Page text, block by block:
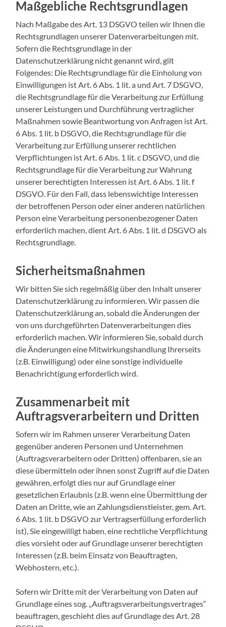
Maßgebliche Rechtsgrundlagen
Nach Maßgabe des Art. 13 DSGVO teilen wir Ihnen die
Rechtsgrundlagen unserer Datenverarbeitungen mit.
Sofern die Rechtsgrundlage in der
Datenschutzerklärung nicht genannt wird, gilt
Folgendes: Die Rechtsgrundlage für die Einholung von
Einwilligungen ist Art. 6 Abs. 1 lit. a und Art. 7 DSGVO,
die Rechtsgrundlage für die Verarbeitung zur Erfüllung
unserer Leistungen und Durchführung vertraglicher
Maßnahmen sowie Beantwortung von Anfragen ist Art.
6 Abs. 1 lit. b DSGVO, die Rechtsgrundlage für die
Verarbeitung zur Erfüllung unserer rechtlichen
Verpflichtungen ist Art. 6 Abs. 1 lit. c DSGVO, und die
Rechtsgrundlage für die Verarbeitung zur Wahrung
unserer berechtigten Interessen ist Art. 6 Abs. 1 lit. f
DSGVO. Für den Fall, dass lebenswichtige Interessen
der betroffenen Person oder einer anderen natürlichen
Person eine Verarbeitung personenbezogener Daten
erforderlich machen, dient Art. 6 Abs. 1 lit. d DSGVO als
Rechtsgrundlage.
Sicherheitsmaßnahmen
Wir bitten Sie sich regelmäßig über den Inhalt unserer
Datenschutzerklärung zu informieren. Wir passen die
Datenschutzerklärung an, sobald die Änderungen der
von uns durchgeführten Datenverarbeitungen dies
erforderlich machen. Wir informieren Sie, sobald durch
die Änderungen eine Mitwirkungshandlung Ihrerseits
(z.B. Einwilligung) oder eine sonstige individuelle
Benachrichtigung erforderlich wird.
Zusammenarbeit mit
Auftragsverarbeitern und Dritten
Sofern wir im Rahmen unserer Verarbeitung Daten
gegenüber anderen Personen und Unternehmen
(Auftragsverarbeitern oder Dritten) offenbaren, sie an
diese übermitteln oder ihnen sonst Zugriff auf die Daten
gewähren, erfolgt dies nur auf Grundlage einer
gesetzlichen Erlaubnis (z.B. wenn eine Übermittlung der
Daten an Dritte, wie an Zahlungsdienstleister, gem. Art.
6 Abs. 1 lit. b DSGVO zur Vertragserfüllung erforderlich
ist), Sie eingewilligt haben, eine rechtliche Verpflichtung
dies vorsieht oder auf Grundlage unserer berechtigten
Interessen (z.B. beim Einsatz von Beauftragten,
Webhostern, etc.).
Sofern wir Dritte mit der Verarbeitung von Daten auf
Grundlage eines sog. „Auftragsverarbeitungsvertrages“
beauftragen, geschieht dies auf Grundlage des Art. 28